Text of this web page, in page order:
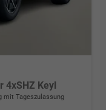
4xSHZ Keyl
mit Tageszulassung